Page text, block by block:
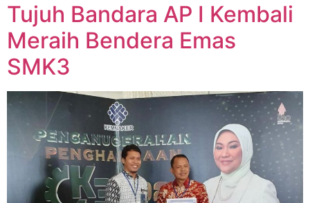
Tujuh Bandara AP I Kembali
Meraih Bendera Emas
SMK3